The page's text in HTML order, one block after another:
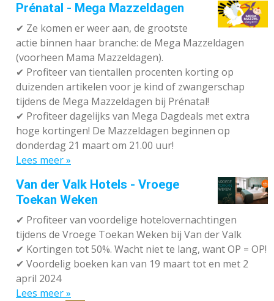
Prénatal - Mega Mazzeldagen
✔ Ze komen er weer aan, de grootste
actie binnen haar branche: de Mega Mazzeldagen
(voorheen Mama Mazzeldagen).
✔ Profiteer van tientallen procenten korting op
duizenden artikelen voor je kind of zwangerschap
tijdens de Mega Mazzeldagen bij Prénatal!
✔ Profiteer dagelijks van Mega Dagdeals met extra
hoge kortingen! De Mazzeldagen beginnen op
donderdag 21 maart om 21.00 uur!
Lees meer »
Van der Valk Hotels - Vroege
Toekan Weken
✔ Profiteer van voordelige hotelovernachtingen
tijdens de Vroege Toekan Weken bij Van der Valk
✔ Kortingen tot 50%. Wacht niet te lang, want OP = OP!
✔ Voordelig boeken kan van 19 maart tot en met 2
april 2024
Lees meer »